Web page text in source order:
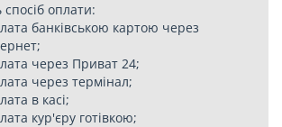
спосіб оплати:
банківською картою через
через Приват 24;
через термінал;
в касі;
кур'єру готівкою;